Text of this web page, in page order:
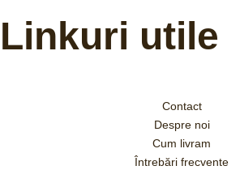
Linkuri utile
Contact
Despre noi
Cum livram
Întrebări frecvente